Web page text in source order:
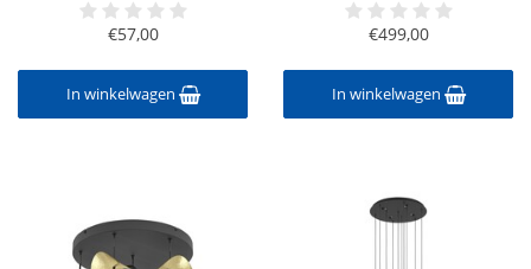
€57,00
In winkelwagen
€499,00
In winkelwagen